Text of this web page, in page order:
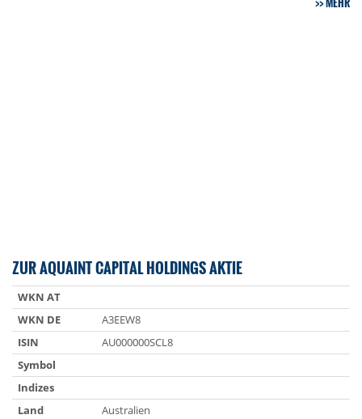
ZUR AQUAINT CAPITAL HOLDINGS AKTIE
WKN AT
WKN DE
A3EEW8
ISIN
AU000000SCL8
Symbol
Indizes
Land
Australien